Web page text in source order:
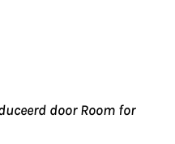
door Room for